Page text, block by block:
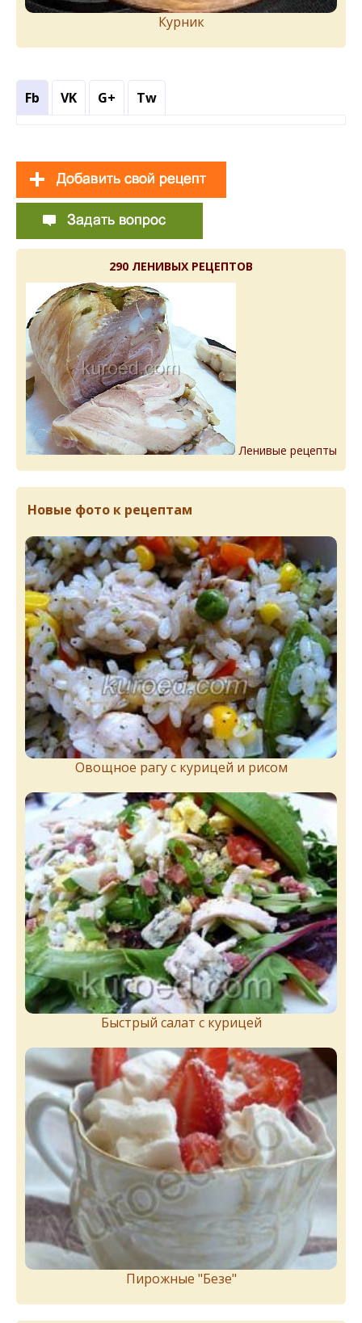
Курник
Fb VK G+ Tw
290 ЛЕНИВЫХ РЕЦЕПТОВ
Ленивые рецепты
Новые фото к рецептам
Овощное рагу с курицей и рисом
Быстрый салат с курицей
Пирожныe "Бeзe"